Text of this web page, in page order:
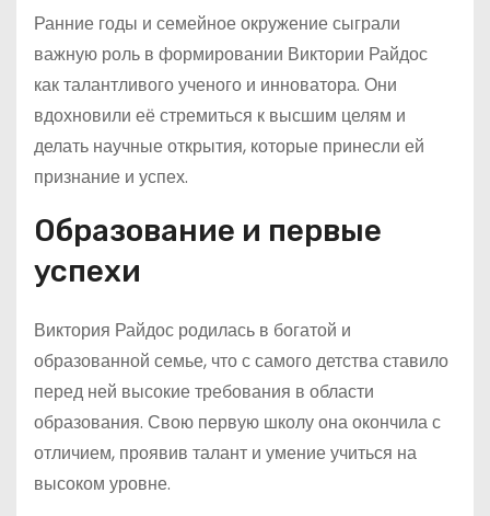
Ранние годы и семейное окружение сыграли
важную роль в формировании Виктории Райдос
как талантливого ученого и инноватора. Они
вдохновили её стремиться к высшим целям и
делать научные открытия, которые принесли ей
признание и успех.
Образование и первые
успехи
Виктория Райдос родилась в богатой и
образованной семье, что с самого детства ставило
перед ней высокие требования в области
образования. Свою первую школу она окончила с
отличием, проявив талант и умение учиться на
высоком уровне.